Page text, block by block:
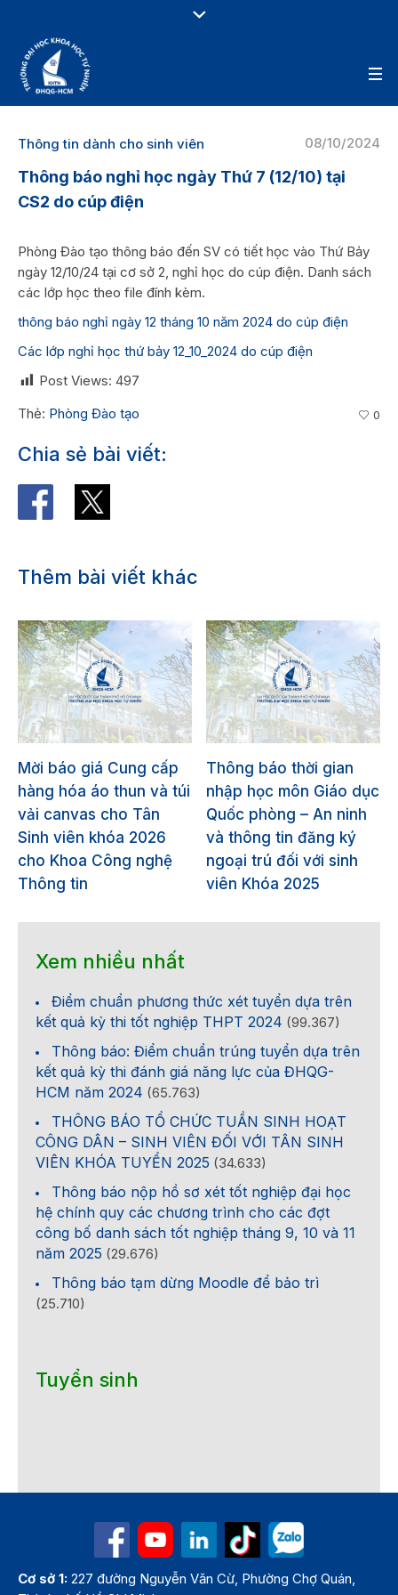
08/10/2024
Thông tin dành cho sinh viên
Thông báo nghỉ học ngày Thứ 7 (12/10) tại
CS2 do cúp điện
Phòng Đào tạo thông báo đến SV có tiết học vào Thứ Bảy
ngày 12/10/24 tại cơ sở 2, nghỉ học do cúp điện. Danh sách
các lớp học theo file đính kèm.
thông báo nghỉ ngày 12 tháng 10 năm 2024 do cúp điện
Các lớp nghỉ học thứ bảy 12_10_2024 do cúp điện
Post Views: 497
Thẻ: Phòng Đào tạo 0
Chia sẻ bài viết:
Thêm bài viết khác
Mời báo giá Cung cấp
hàng hóa áo thun và túi
vải canvas cho Tân
Sinh viên khóa 2026
cho Khoa Công nghệ
Thông tin
Thông báo thời gian
nhập học môn Giáo dục
Quốc phòng – An ninh
và thông tin đăng ký
ngoại trú đối với sinh
viên Khóa 2025
Xem nhiều nhất
Điểm chuẩn phương thức xét tuyển dựa trên
kết quả kỳ thi tốt nghiệp THPT 2024 (99.367)
Thông báo: Điểm chuẩn trúng tuyển dựa trên
kết quả kỳ thi đánh giá năng lực của ĐHQG-
HCM năm 2024 (65.763)
THÔNG BÁO TỔ CHỨC TUẦN SINH HOẠT
CÔNG DÂN – SINH VIÊN ĐỐI VỚI TÂN SINH
VIÊN KHÓA TUYỂN 2025 (34.633)
Thông báo nộp hồ sơ xét tốt nghiệp đại học
hệ chính quy các chương trình cho các đợt
công bố danh sách tốt nghiệp tháng 9, 10 và 11
năm 2025 (29.676)
Thông báo tạm dừng Moodle để bảo trì
(25.710)
Tuyển sinh
Cơ sở 1: 227 đường Nguyễn Văn Cừ, Phường Chợ Quán,